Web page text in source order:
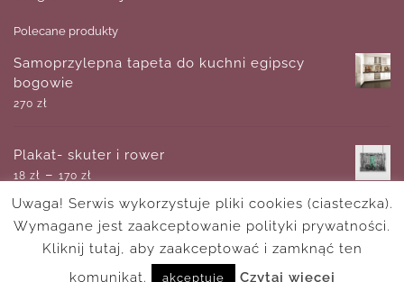
Polecane produkty
Samoprzylepna tapeta do kuchni egipscy
bogowie
270 zł
Plakat- skuter i rower
18 zł – 170 zł
Cudowny afisz z marmurową teksturą
– 170 zł
Uwaga! Serwis wykorzystuje pliki cookies (ciasteczka).
Wymagane jest zaakceptowanie polityki prywatności.
Kliknij tutaj, aby zaakceptować i zamknąć ten
komunikat.
akceptuję Czytaj wiecej